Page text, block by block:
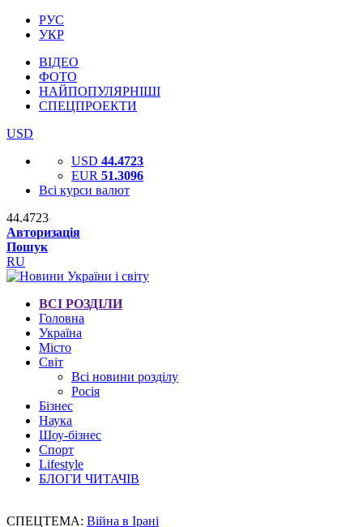
РУС
УКР
ВІДЕО
ФОТО
НАЙПОПУЛЯРНІШІ
СПЕЦПРОЕКТИ
USD
USD 44.4723
EUR 51.3096
Всі курси валют
44.4723
Авторизація
Пошук
RU
ВСІ РОЗДІЛИ
Головна
Україна
Місто
Світ
Всі новини розділу
Росія
Бізнес
Наука
Шоу-бізнес
Спорт
Lifestyle
БЛОГИ ЧИТАЧІВ
СПЕЦТЕМА: Війна в Ірані